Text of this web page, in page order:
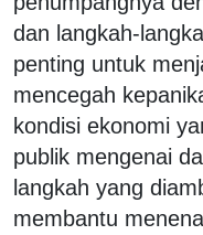
dan langkah-
penting untuk
mencegah
kondisi ekonomi
publik mengenai
langkah yang
membantu